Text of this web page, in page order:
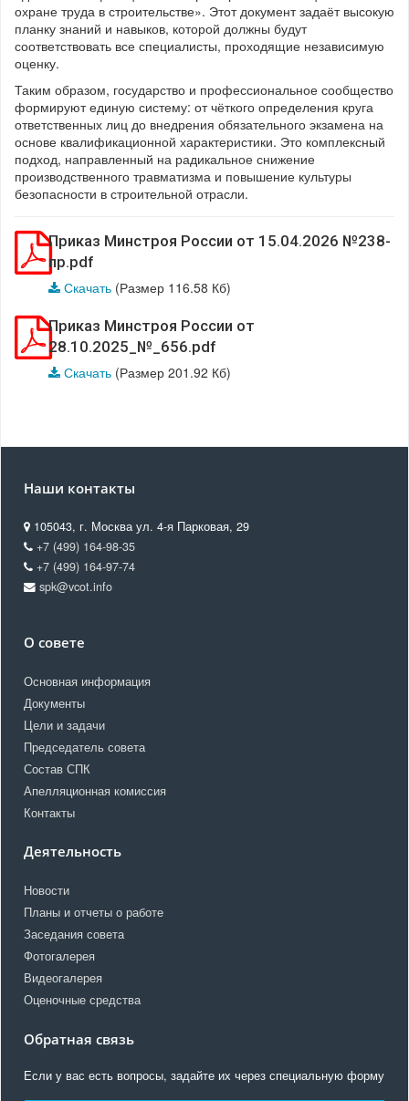
охране труда в строительстве». Этот документ задаёт высокую
планку знаний и навыков, которой должны будут
соответствовать все специалисты, проходящие независимую
оценку.
Таким образом, государство и профессиональное сообщество
формируют единую систему: от чёткого определения круга
ответственных лиц до внедрения обязательного экзамена на
основе квалификационной характеристики. Это комплексный
подход, направленный на радикальное снижение
производственного травматизма и повышение культуры
безопасности в строительной отрасли.
Приказ Минстроя России от 15.04.2026 №238-
пр.pdf
Скачать (Размер 116.58 Кб)
Приказ Минстроя России от
28.10.2025_№_656.pdf
Скачать (Размер 201.92 Кб)
Наши контакты
105043, г. Москва ул. 4-я Парковая, 29
+7 (499) 164-98-35
+7 (499) 164-97-74
spk@vcot.info
О совете
Основная информация
Документы
Цели и задачи
Председатель совета
Состав СПК
Апелляционная комиссия
Контакты
Деятельность
Новости
Планы и отчеты о работе
Заседания совета
Фотогалерея
Видеогалерея
Оценочные средства
Обратная связь
Если у вас есть вопросы, задайте их через специальную форму